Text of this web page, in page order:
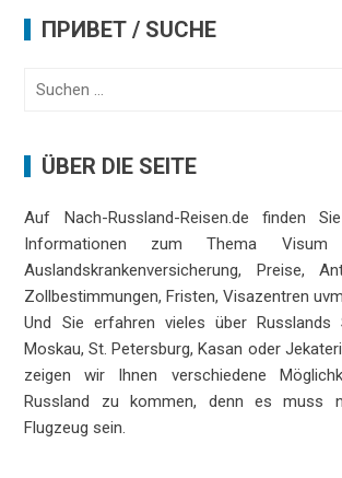
ПРИВЕТ / SUCHE
Suchen
ÜBER DIE SEITE
Auf Nach-Russland-Reisen.de finden
Informationen zum Thema Visum
Auslandskrankenversicherung, Preise,
Zollbestimmungen, Fristen, Visazentren
Und Sie erfahren vieles über Russlands
Moskau, St. Petersburg, Kasan oder
zeigen wir Ihnen verschiedene
Russland zu kommen, denn es muss
Flugzeug sein.